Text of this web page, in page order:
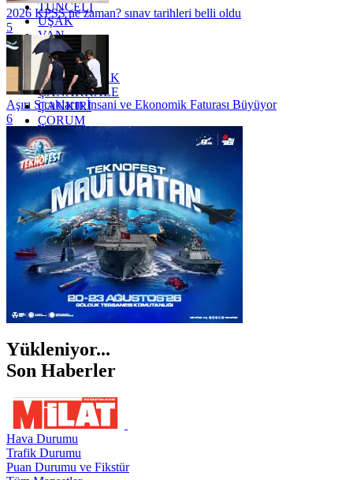
TUNCELİ
UŞAK
VAN
YALOVA
YOZGAT
ZONGULDAK
ÇANAKKALE
ÇANKIRI
ÇORUM
İSTANBUL
İZMİR
ŞANLIURFA
ŞIRNAK
2026 KPSS ne zaman? sınav tarihleri belli oldu
5
Aşırı Sıcakların İnsani ve Ekonomik Faturası Büyüyor
6
Yükleniyor...
Son Haberler
Hava Durumu
Trafik Durumu
Puan Durumu ve Fikstür